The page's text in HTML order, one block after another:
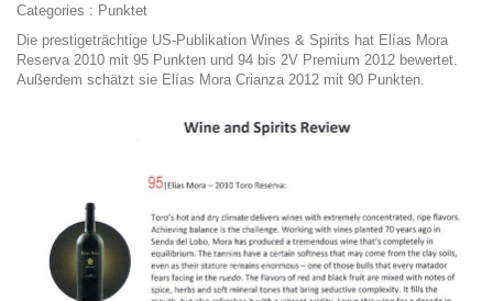
Categories : Punktet
Die prestigeträchtige US-Publikation Wines & Spirits hat Elías Mora
Reserva 2010 mit 95 Punkten und 94 bis 2V Premium 2012 bewertet.
Außerdem schätzt sie Elías Mora Crianza 2012 mit 90 Punkten.